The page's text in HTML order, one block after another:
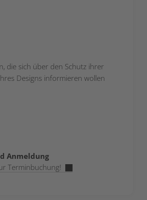
die sich über den Schutz ihrer
Designs informieren wollen
Anmeldung
Terminbuchung!